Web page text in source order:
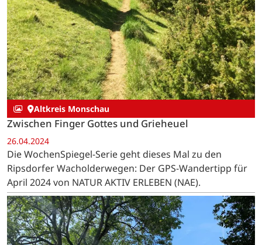
Altkreis Monschau
Zwischen Finger Gottes und Grieheuel
26.04.2024
Die WochenSpiegel-Serie geht dieses Mal zu den
Ripsdorfer Wacholderwegen: Der GPS-Wandertipp für
April 2024 von NATUR AKTIV ERLEBEN (NAE).